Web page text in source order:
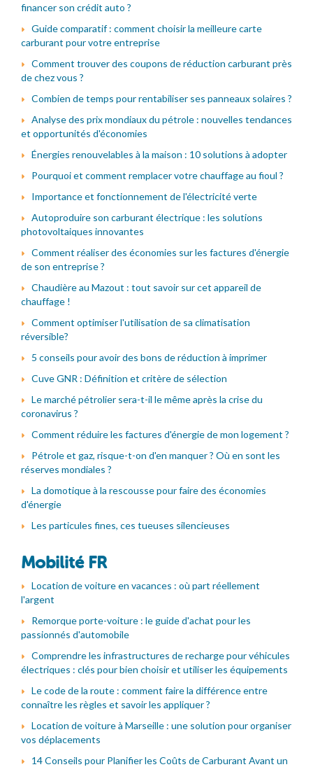
financer son crédit auto ?
Guide comparatif : comment choisir la meilleure carte
carburant pour votre entreprise
Comment trouver des coupons de réduction carburant près
de chez vous ?
Combien de temps pour rentabiliser ses panneaux solaires ?
Analyse des prix mondiaux du pétrole : nouvelles tendances
et opportunités d'économies
Énergies renouvelables à la maison : 10 solutions à adopter
Pourquoi et comment remplacer votre chauffage au fioul ?
Importance et fonctionnement de l'électricité verte
Autoproduire son carburant électrique : les solutions
photovoltaiques innovantes
Comment réaliser des économies sur les factures d'énergie
de son entreprise ?
Chaudière au Mazout : tout savoir sur cet appareil de
chauffage !
Comment optimiser l'utilisation de sa climatisation
réversible?
5 conseils pour avoir des bons de réduction à imprimer
Cuve GNR : Définition et critère de sélection
Le marché pétrolier sera-t-il le même après la crise du
coronavirus ?
Comment réduire les factures d'énergie de mon logement ?
Pétrole et gaz, risque-t-on d'en manquer ? Où en sont les
réserves mondiales ?
La domotique à la rescousse pour faire des économies
d'énergie
Les particules fines, ces tueuses silencieuses
Mobilité FR
Location de voiture en vacances : où part réellement
l'argent
Remorque porte-voiture : le guide d'achat pour les
passionnés d'automobile
Comprendre les infrastructures de recharge pour véhicules
électriques : clés pour bien choisir et utiliser les équipements
Le code de la route : comment faire la différence entre
connaître les règles et savoir les appliquer ?
Location de voiture à Marseille : une solution pour organiser
vos déplacements
14 Conseils pour Planifier les Coûts de Carburant Avant un